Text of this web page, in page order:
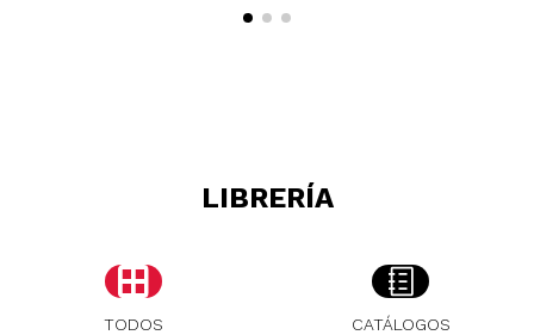
LIBRERÍA
TODOS CATÁLOGOS